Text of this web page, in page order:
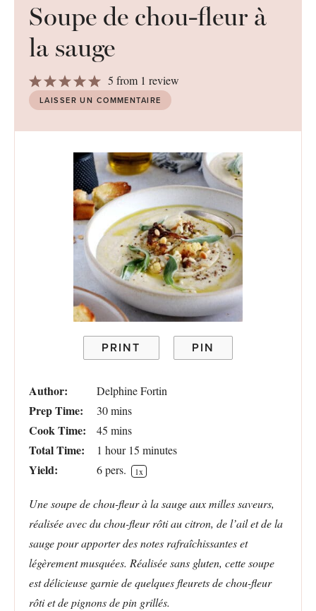
Soupe de chou-fleur à
la sauge
5
Stars
4
Stars
3
Stars
2
Stars
1
Star
5 from 1 review
LAISSER UN COMMENTAIRE
PRINT PIN
Author: Delphine Fortin
Prep Time: 30 mins
Cook Time: 45 mins
Total Time: 1 hour 15 minutes
Yield: 6pers. 1x
Une soupe de chou-fleur à la sauge aux milles saveurs,
réalisée avec du chou-fleur rôti au citron, de l’ail et de la
sauge pour apporter des notes rafraîchissantes et
légèrement musquées. Réalisée sans gluten, cette soupe
est délicieuse garnie de quelques fleurets de chou-fleur
rôti et de pignons de pin grillés.